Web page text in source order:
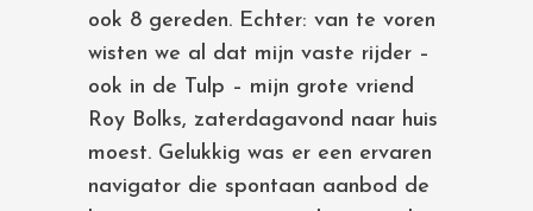
ook 8 gereden. Echter: van te voren
wisten we al dat mijn vaste rijder –
ook in de Tulp – mijn grote vriend
Roy Bolks, zaterdagavond naar huis
moest. Gelukkig was er een ervaren
navigator die spontaan aanbod de